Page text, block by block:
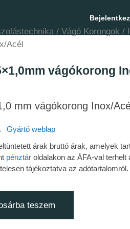
/ Vágó Korongok /
Acél
vágókorong
mm vágókorong Inox/
Gyártó weblap
árak bruttó árak, amelyek
pénztár oldalakon az ÁFA-val terhelt
tájékoztatva az adótartalomról.
teszem